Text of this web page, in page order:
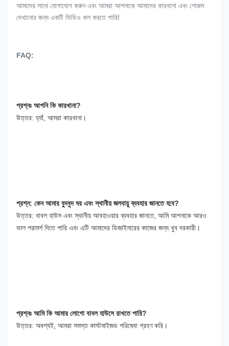
আমাদের সাথে যোগাযোগ করুন এবং আমরা আপনাকে আমাদের কারখানা এবং শোরুম
দেখানোর জন্য একটি ভিডিও কল করতে পারি!
FAQ:
প্রশ্নঃ আপনি কি কারখানা?
উত্তর: হ্যাঁ, আমরা কারখানা।
প্রশ্ন: কেন আমার বুদবুদ ঘর এবং স্থানীয় জলবায়ু ব্যবহার জানতে হবে?
উত্তর: বাবল হাউস এবং স্থানীয় আবহাওয়ার ব্যবহার জানতে, আমি আপনাকে আরও
ভাল পরামর্শ দিতে পারি এবং এটি আমাদের ডিজাইনারের কাজের জন্য খুব দরকারী।
প্রশ্নঃ আমি কি আমার লোগো বাবল হাউসে রাখতে পারি?
উত্তর: অবশ্যই, আমরা সমস্ত কাস্টমাইজড পরিষেবা গ্রহণ করি।